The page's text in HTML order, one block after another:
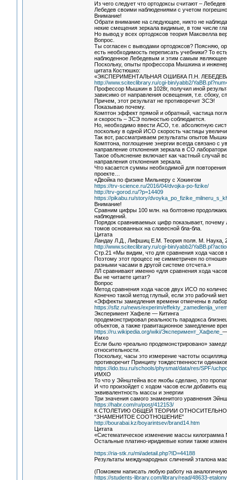
Из чего следует что ортодоксы считают –
Лебедев своими наблюдениями с учетом
Внимание!
Обрати внимание на следующее, никто не
некие смещения зеркала видимые, в том числе
Но вывод у всех ортодоксов теория Максвелла
Вопрос.
Ты согласен с выводами ортодоксов? Поясняю,
есть необходимость переписать учебники? То
наблюденное Лебедевым и этим самым
Поскольку, опыты профессора Мышкина и
цитата Костюшко:
«ЭКСПЕРИМЕНТАЛЬНАЯ ОШИБКА П.Н.
http://www.sciteclibrary.ru/cgi-bin/yabb2/
Профессор Мышкин в 1028г, получил иной
зависимо от направления освещения, т.е. сбоку,
Причем, этот результат не противоречит ЗСЭ!
Показываю почему.
Комптон эффект прямой и обратный, частица
и скорость – ЗСЭ полностью соблюдается.
Но, необходимо ввести АСО, т.е. абсолютную
поскольку в одной ИСО скорость частицы
Так вот, рассматриваем результаты опытов
Комптона, поглощение энергии всегда связано с
направление отклонения зеркала в СО
Такое объяснение включает как частный случай
направления отклонения зеркала.
Что касается суммы необходимой для
проекте…
«Двойка по физике Мильнеру с Хокингом
https://trv-science.ru/2016/04/dvojka-po-fizike/
http://trv-gorod.ru/?p=14409
https://pikabu.ru/story/
Внимание!
Сравним цифры 100 млн. на болтовню
наблюдений.
Порядок сравниваемых цифр показывает,
томов основанных на словесной бла-бла.
Цитата
Ландау Л.Д., Лифшиц Е.М. Теория поля. М. Наука,
http://www.sciteclibrary.ru/cgi-bin/yabb2/
Стр.21 «Мы видим, что для сравнения хода часов
Поэтому этот процесс не симметричен по
разными часами в другой системе отсчета.»
ЛЛ сравнивают именно «для сравнения хода
Вы не читаете цитат?
Вопрос
Метод сравнения хода часов двух ИСО по
Конечно такой метод глупый, если это рабочий
«Эффекты замедления времени отмечены в
https://sfiz.ru/news/experim/
Эксперимент Хафеле — Китинга
продемонстрировал реальность парадокса
объектов, а также гравитационное замедление
https://ru.wikipedia.org/wiki/Эксперимент_Хафеле_
Имхо
Если было «реально продемонстрировано»
относительности.
Поскольку, часы это измерение частоты
противоречит Принципу тождественности
https://ido.tsu.ru/schools/physmat/data/res/SPF/
ИМХО
То что у Эйнштейна все якобы сделано, это
И что произойдет с ходом часов если добавить
эквивалентность массы и энергии
Три значения самого знаменитого уравнения
https://habr.com/ru/post/412153/
К СТОЛЕТИЮ ОБЩЕЙ ТЕОРИИ
“ЗНАМЕНИТОЕ СООТНОШЕНИЕ”
http://bourabai.kz/boyarintsev/brand14.htm
Цитата
«Систематическое изменение массы килограмма
Остальные платино-иридиевые копии также
https://ria-stk.ru/mi/adetail.php?ID=44188
Результаты международных сличений эталона
(Поможем написать любую работу на
https://students-library.com/library/read/48633-